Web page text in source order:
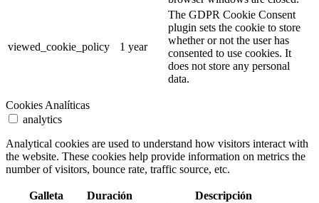
viewed_cookie_policy 1 year
The GDPR Cookie Consent
plugin sets the cookie to store
whether or not the user has
consented to use cookies. It
does not store any personal
data.
Cookies Analíticas
analytics
Analytical cookies are used to understand how visitors interact with
the website. These cookies help provide information on metrics the
number of visitors, bounce rate, traffic source, etc.
Galleta Duración Descripción